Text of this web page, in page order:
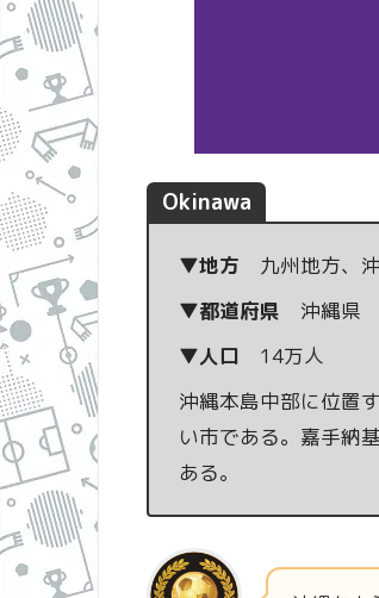
Okinawa
▼地方 九州地方、
▼都道府県 沖縄県
▼人口 14万人
沖縄本島中部に位置
い市である。嘉手納
ある。